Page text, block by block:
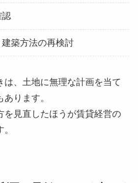
認
築方法の再検討
は、土地に無理な計画を当て
ります。
を見直したほうが賃貸経営の